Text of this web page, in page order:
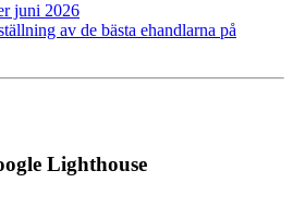
juni 2026
av de bästa ehandlarna på
Lighthouse